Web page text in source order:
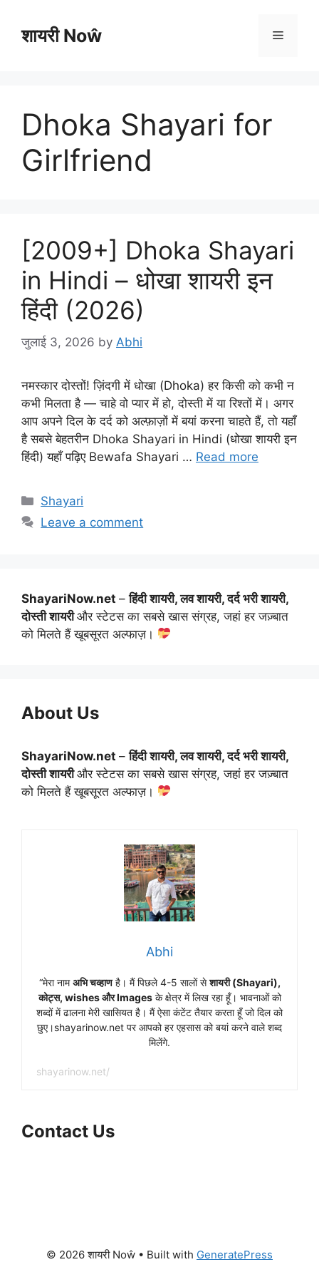
contentशायरी Noŵ Menu
Dhoka Shayari for
Girlfriend
[2009+] Dhoka Shayari
in Hindi – धोखा शायरी इन
हिंदी (2026)
जुलाई 3, 2026 by Abhi
नमस्कार दोस्तों! ज़िंदगी में धोखा (Dhoka) हर किसी को कभी न
कभी मिलता है — चाहे वो प्यार में हो, दोस्ती में या रिश्तों में। अगर
आप अपने दिल के दर्द को अल्फ़ाज़ों में बयां करना चाहते हैं, तो यहाँ
है सबसे बेहतरीन Dhoka Shayari in Hindi (धोखा शायरी इन
हिंदी) यहाँ पढ़िए Bewafa Shayari … Read more
Categories
Shayari
Leave a comment
ShayariNow.net –हिंदी शायरी, लव शायरी, दर्द भरी शायरी,
दोस्ती शायरीऔर स्टेटस का सबसे खास संग्रह, जहां हर जज़्बात
को मिलते हैं खूबसूरत अल्फाज़।
About Us
ShayariNow.net –हिंदी शायरी, लव शायरी, दर्द भरी शायरी,
दोस्ती शायरीऔर स्टेटस का सबसे खास संग्रह, जहां हर जज़्बात
को मिलते हैं खूबसूरत अल्फाज़।
Abhi
“मेरा नामअभि चव्हाणहै। मैं पिछले 4-5 सालों सेशायरी (Shayari),
कोट्स, wishes और Imagesके क्षेत्र में लिख रहा हूँ। भावनाओं को
शब्दों में ढालना मेरी खासियत है। मैं ऐसा कंटेंट तैयार करता हूँ जो दिल को
छुए।shayarinow.net पर आपको हर एहसास को बयां करने वाले शब्द
मिलेंगे.
shayarinow.net/
Contact Us
© 2026 शायरी Noŵ • Built with GeneratePress